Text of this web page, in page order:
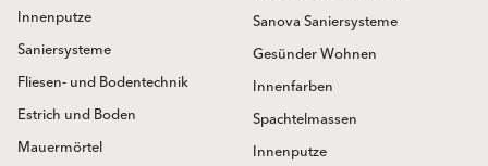
Innenputze
Saniersysteme
Fliesen- und Bodentechnik
Estrich und Boden
Mauermörtel
Sanova Saniersysteme
Gesünder Wohnen
Innenfarben
Spachtelmassen
Innenputze